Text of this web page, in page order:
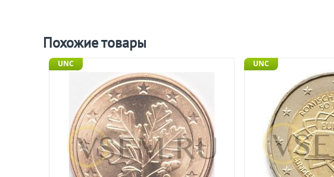
Похожие товары
UNC UNC